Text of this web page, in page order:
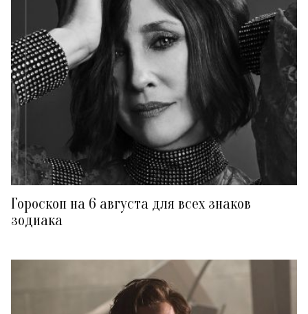
Гороскоп на 6 августа для всех знаков
зодиака